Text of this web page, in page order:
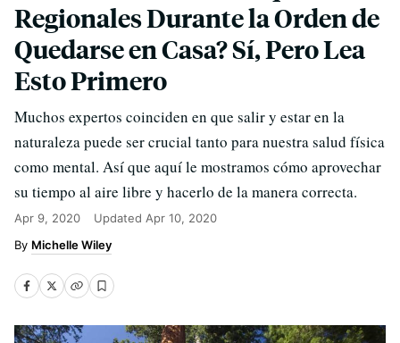
Regionales Durante la Orden de
Quedarse en Casa? Sí, Pero Lea
Esto Primero
Muchos expertos coinciden en que salir y estar en la
naturaleza puede ser crucial tanto para nuestra salud física
como mental. Así que aquí le mostramos cómo aprovechar
su tiempo al aire libre y hacerlo de la manera correcta.
Apr 9, 2020 Updated Apr 10, 2020
Michelle Wiley